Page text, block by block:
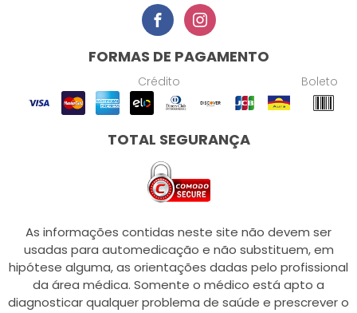
FORMAS DE PAGAMENTO
Crédito Boleto
TOTAL SEGURANÇA
As informações contidas neste site não devem ser
usadas para automedicação e não substituem, em
hipótese alguma, as orientações dadas pelo profissional
da área médica. Somente o médico está apto a
diagnosticar qualquer problema de saúde e prescrever o